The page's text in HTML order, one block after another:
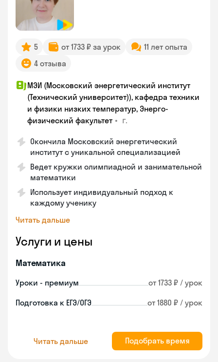
5 от 1733 ₽ за урок
11 лет опыта
4 отзыва
МЭИ (Московский энергетический институт
(Технический университет)), кафедра техники
и физики низких температур, Энерго-
физический факультет • г.
Окончила Московский энергетический
институт с уникальной специализацией
Ведет кружки олимпиадной и занимательной
математики
Использует индивидуальный подход к
каждому ученику
Читать дальше
Услуги и цены
Математика
Уроки - премиум от 1733 ₽ / урок
Подготовка к ЕГЭ/ОГЭ от 1880 ₽ / урок
Читать дальше Подобрать время